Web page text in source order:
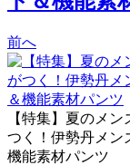
前へ
【特集】夏のメ
つく！伊勢丹メン
機能素材パンツ